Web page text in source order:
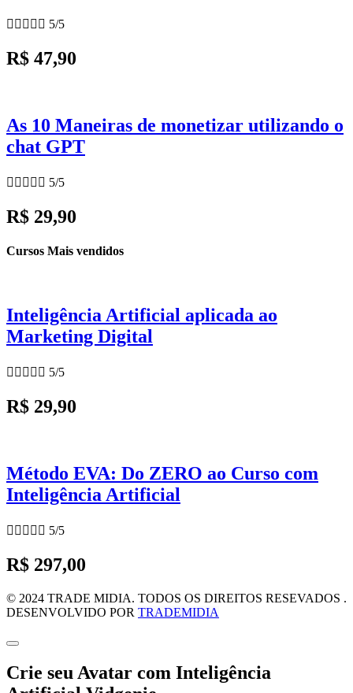
     5/5
R$ 47,90
As 10 Maneiras de monetizar utilizando o
chat GPT
     5/5
R$ 29,90
Cursos Mais vendidos
Inteligência Artificial aplicada ao
Marketing Digital
     5/5
R$ 29,90
Método EVA: Do ZERO ao Curso com
Inteligência Artificial
     5/5
R$ 297,00
© 2024 TRADE MIDIA. TODOS OS DIREITOS RESEVADOS .
DESENVOLVIDO POR TRADEMIDIA
Crie seu Avatar com Inteligência